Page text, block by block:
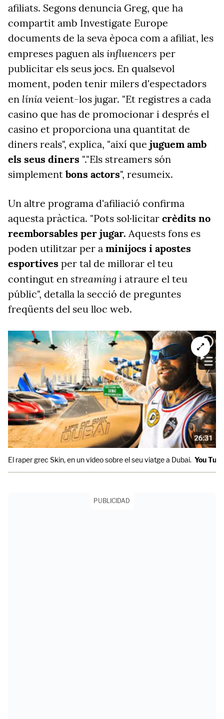
afiliats. Segons denuncia Greg, que ha
compartit amb Investigate Europe
documents de la seva època com a afiliat, les
empreses paguen als influencers per
publicitar els seus jocs. En qualsevol
moment, poden tenir milers d'espectadors
en línia veient-los jugar. "Et registres a cada
casino que has de promocionar i després el
casino et proporciona una quantitat de
diners reals", explica, "així que juguem amb
els seus diners "."Els streamers són
simplement bons actors", resumeix.
Un altre programa d'afiliació confirma
aquesta pràctica. "Pots sol·licitar crèdits no
reemborsables per jugar. Aquests fons es
poden utilitzar per a minijocs i apostes
esportives per tal de millorar el teu
contingut en streaming i atraure el teu
públic", detalla la secció de preguntes
freqüents del seu lloc web.
El raper grec Skin, en un vídeo sobre el seu viatge a Dubai. You
PUBLICIDAD